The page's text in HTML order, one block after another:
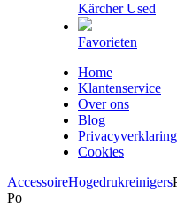
Kärcher Used
Favorieten
Home
Klantenservice
Over ons
Blog
Privacyverklaring
Cookies
AccessoireHogedrukreinigers
Po